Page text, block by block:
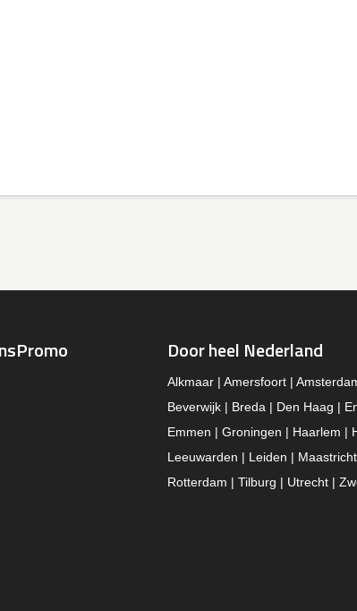
Door heel Nederland
Alkmaar | Amersfoort |
Beverwijk | Breda | Den Haag |
Emmen | Groningen | Haarlem |
Leeuwarden | Leiden |
Rotterdam | Tilburg | Utrecht |